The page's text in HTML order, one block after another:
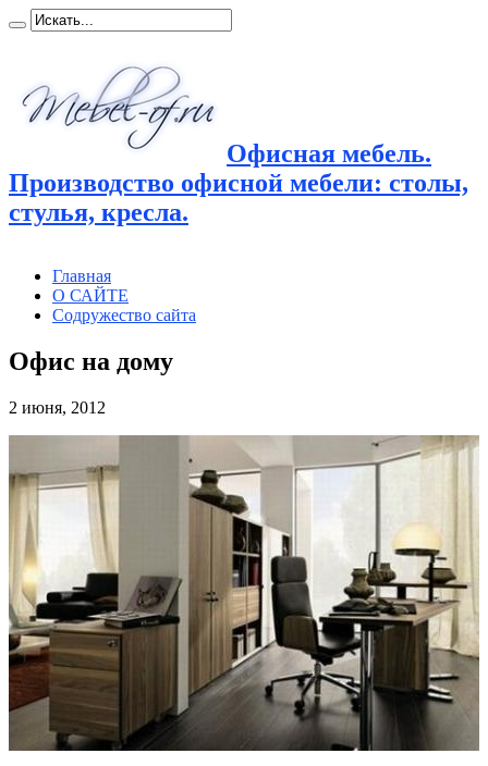
Офисная мебель.
Производство офисной мебели: столы,
стулья, кресла.
Главная
О САЙТЕ
Содружество сайта
Офис на дому
2 июня, 2012